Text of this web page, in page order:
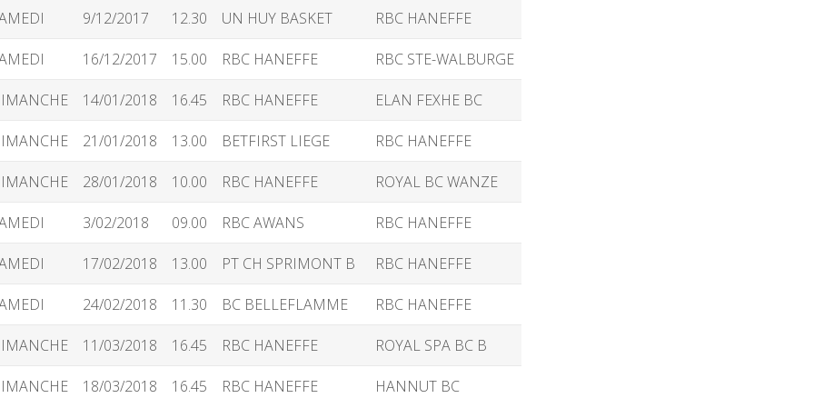
9/12/2017 12.30 UN HUY BASKET RBC HANEFFE
16/12/2017 15.00 RBC HANEFFE RBC STE-WALBURGE
14/01/2018 16.45 RBC HANEFFE ELAN FEXHE BC
21/01/2018 13.00 BETFIRST LIEGE RBC HANEFFE
28/01/2018 10.00 RBC HANEFFE ROYAL BC WANZE
3/02/2018 09.00 RBC AWANS RBC HANEFFE
17/02/2018 13.00 PT CH SPRIMONT B RBC HANEFFE
24/02/2018 11.30 BC BELLEFLAMME RBC HANEFFE
11/03/2018 16.45 RBC HANEFFE ROYAL SPA BC B
18/03/2018 16.45 RBC HANEFFE HANNUT BC